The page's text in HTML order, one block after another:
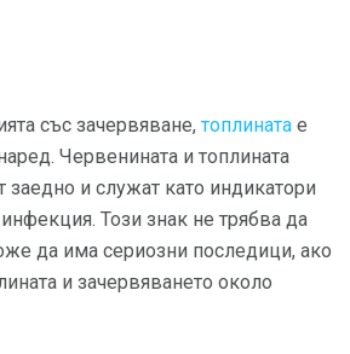
със зачервяване, топлината е
Червенината и топлината
и служат като индикатори
Този знак не трябва да
да има сериозни последици, ако
и зачервяването около